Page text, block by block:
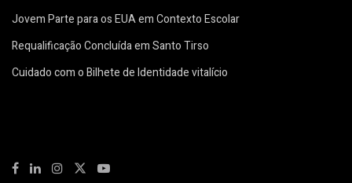
Jovem Parte para os EUA em Contexto Escolar
Requalificação Concluída em Santo Tirso
Cuidado com o Bilhete de Identidade vitalício